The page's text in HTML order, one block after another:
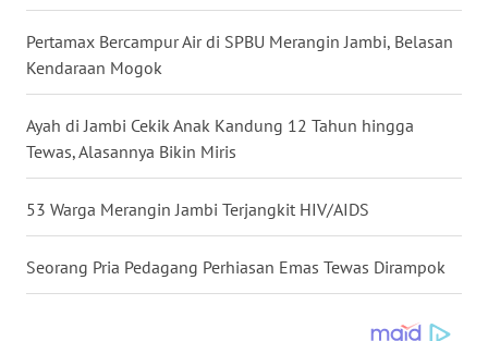
Pertamax Bercampur Air di SPBU Merangin Jambi, Belasan
Kendaraan Mogok
Ayah di Jambi Cekik Anak Kandung 12 Tahun hingga
Tewas, Alasannya Bikin Miris
53 Warga Merangin Jambi Terjangkit HIV/AIDS
Seorang Pria Pedagang Perhiasan Emas Tewas Dirampok
WN
KALSEL